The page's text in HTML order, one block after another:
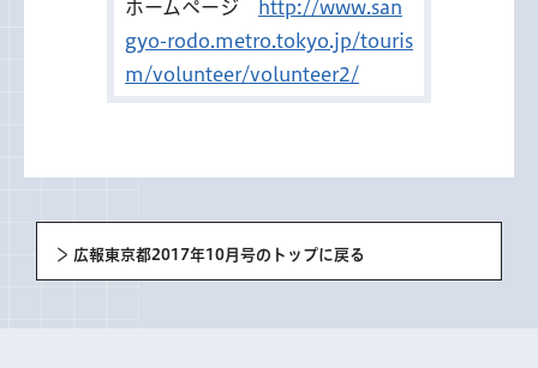
ホームページ
http://www.san
gyo-rodo.metro.tokyo.jp/touris
m/volunteer/volunteer2/
広報東京都2017年10月号のトップに戻る